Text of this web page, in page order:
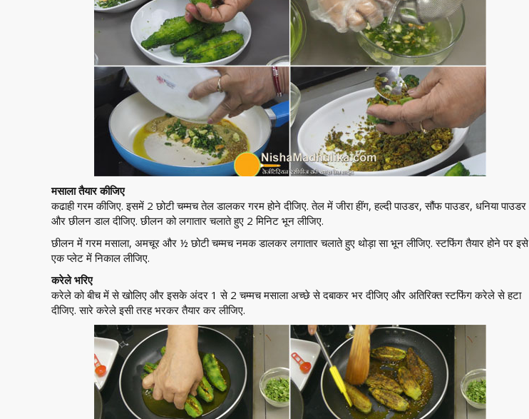
मसाला तैयार कीजिए
कढाही गरम कीजिए. इसमें 2 छोटी चम्मच तेल डालकर गरम होने दीजिए. तेल में जीरा हींग, हल्दी पाउडर, सौंफ पाउडर, धनिया पाउडर
और छीलन डाल दीजिए. छीलन को लगातार चलाते हुए 2 मिनिट भून लीजिए.
छीलन में गरम मसाला, अमचूर और ½ छोटी चम्मच नमक डालकर लगातार चलाते हुए थोड़ा सा भून लीजिए. स्टफिंग तैयार होने पर इसे
एक प्लेट में निकाल लीजिए.
करेले भरिए
करेले को बीच में से खोलिए और इसके अंदर 1 से 2 चम्मच मसाला अच्छे से दबाकर भर दीजिए और अतिरिक्त स्टफिंग करेले से हटा
दीजिए. सारे करेले इसी तरह भरकर तैयार कर लीजिए.